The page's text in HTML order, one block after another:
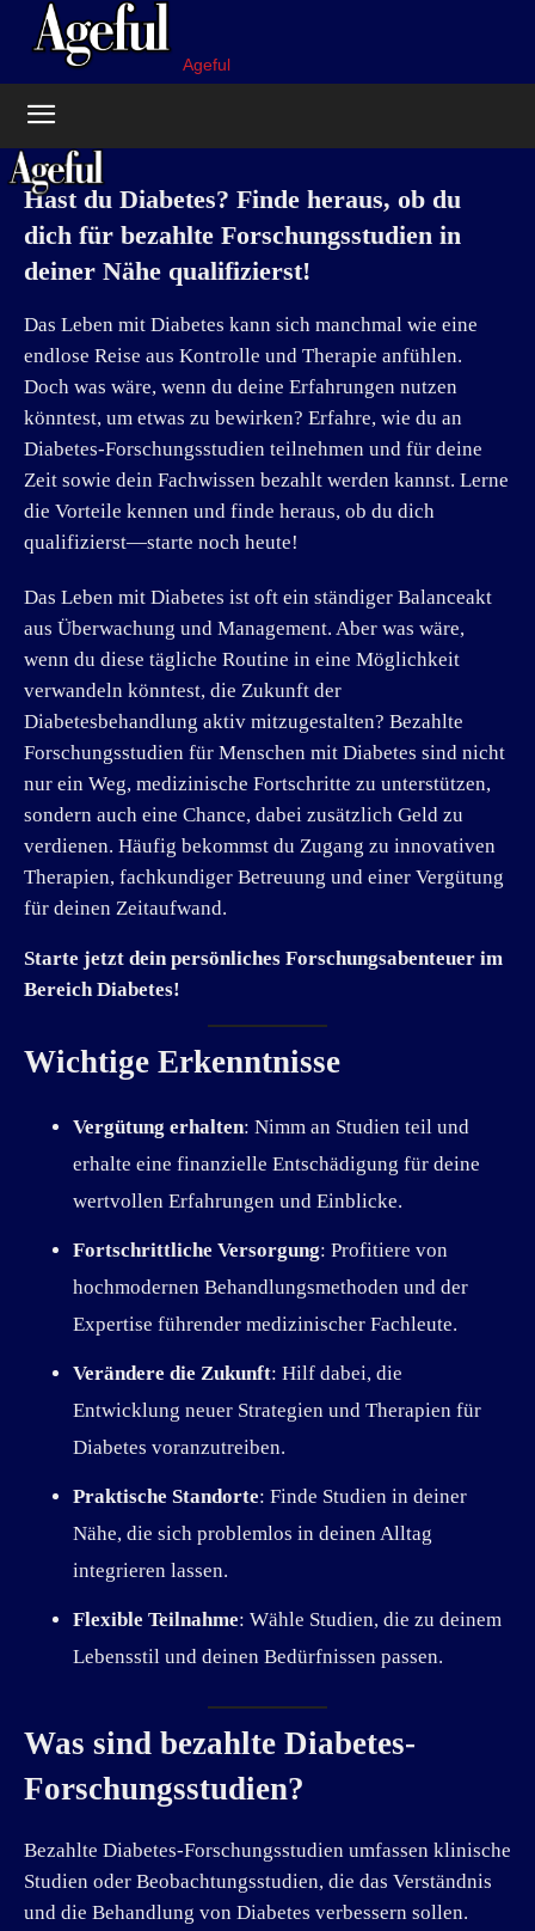
Ageful
Hast du Diabetes? Finde heraus, ob du
dich für bezahlte Forschungsstudien in
deiner Nähe qualifizierst!
Das Leben mit Diabetes kann sich manchmal wie eine
endlose Reise aus Kontrolle und Therapie anfühlen.
Doch was wäre, wenn du deine Erfahrungen nutzen
könntest, um etwas zu bewirken? Erfahre, wie du an
Diabetes-Forschungsstudien teilnehmen und für deine
Zeit sowie dein Fachwissen bezahlt werden kannst. Lerne
die Vorteile kennen und finde heraus, ob du dich
qualifizierst—starte noch heute!
Das Leben mit Diabetes ist oft ein ständiger Balanceakt
aus Überwachung und Management. Aber was wäre,
wenn du diese tägliche Routine in eine Möglichkeit
verwandeln könntest, die Zukunft der
Diabetesbehandlung aktiv mitzugestalten? Bezahlte
Forschungsstudien für Menschen mit Diabetes sind nicht
nur ein Weg, medizinische Fortschritte zu unterstützen,
sondern auch eine Chance, dabei zusätzlich Geld zu
verdienen. Häufig bekommst du Zugang zu innovativen
Therapien, fachkundiger Betreuung und einer Vergütung
für deinen Zeitaufwand.
Starte jetzt dein persönliches Forschungsabenteuer im
Bereich Diabetes!
Wichtige Erkenntnisse
Vergütung erhalten: Nimm an Studien teil und
erhalte eine finanzielle Entschädigung für deine
wertvollen Erfahrungen und Einblicke.
Fortschrittliche Versorgung: Profitiere von
hochmodernen Behandlungsmethoden und der
Expertise führender medizinischer Fachleute.
Verändere die Zukunft: Hilf dabei, die
Entwicklung neuer Strategien und Therapien für
Diabetes voranzutreiben.
Praktische Standorte: Finde Studien in deiner
Nähe, die sich problemlos in deinen Alltag
integrieren lassen.
Flexible Teilnahme: Wähle Studien, die zu deinem
Lebensstil und deinen Bedürfnissen passen.
Was sind bezahlte Diabetes-
Forschungsstudien?
Bezahlte Diabetes-Forschungsstudien umfassen klinische
Studien oder Beobachtungsstudien, die das Verständnis
und die Behandlung von Diabetes verbessern sollen.